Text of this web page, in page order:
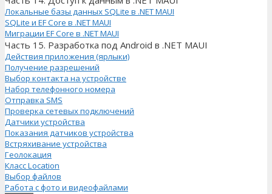
Локальные базы данных SQLite в .NET MAUI
SQLite и EF Core в .NET MAUI
Миграции EF Core в .NET MAUI
Часть 15. Разработка под Android в .NET MAUI
Действия приложения (ярлыки)
Получение разрешений
Выбор контакта на устройстве
Набор телефонного номера
Отправка SMS
Проверка сетевых подключений
Датчики устройства
Показания датчиков устройства
Встряхивание устройства
Геолокация
Класс Location
Выбор файлов
Работа с фото и видеофайлами